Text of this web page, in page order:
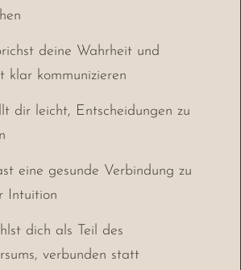
deine Wahrheit und
klar kommunizieren
dir leicht, Entscheidungen zu
eine gesunde Verbindung zu
Intuition
dich als Teil des
verbunden statt